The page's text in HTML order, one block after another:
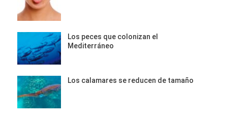
Los peces que colonizan el
Mediterráneo
Los calamares se reducen de tamaño